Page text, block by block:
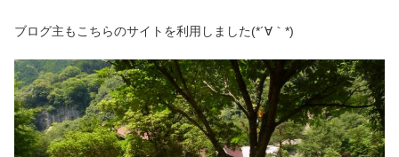
ブログ主もこちらのサイトを利用しました(*´∀｀*)